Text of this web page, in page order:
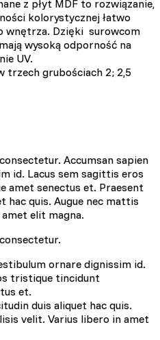
z płyt MDF to rozwiązanie,
kolorystycznej łatwo
wnętrza. Dzięki surowcom
wysoką odporność na
UV.
trzech grubościach 2; 2,5
Accumsan sapien
id. Lacus sem sagittis eros
amet senectus et. Praesent
hac quis. Augue nec mattis
elit magna.
ornare dignissim id.
tristique tincidunt
et.
duis aliquet hac quis.
velit. Varius libero in amet